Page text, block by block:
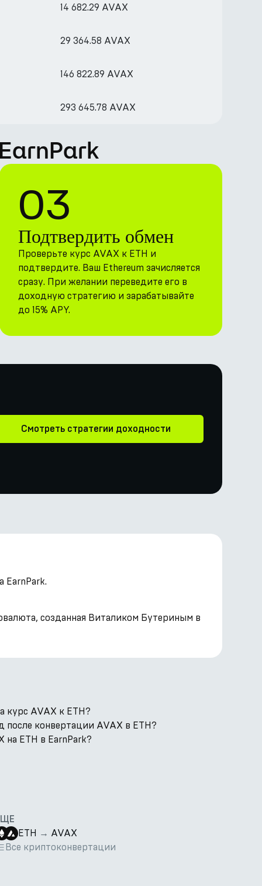
14 682.29 AVAX
29 364.58 AVAX
146 822.89 AVAX
293 645.78 AVAX
03
Подтвердить обмен
Проверьте курс AVAX к ETH и
подтвердите. Ваш Ethereum зачисляется
сразу. При желании переведите его в
доходную стратегию и зарабатывайте
до 15% APY.
Смотреть стратегии доходности
EarnPark.
созданная Виталиком Бутериным в
курс AVAX к ETH?
после конвертации AVAX в ETH?
ETH в EarnPark?
ETH → AVAX
Все криптоконвертации